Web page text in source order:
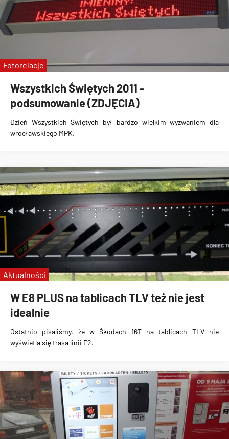
Wszystkich Świętych 2011 -
podsumowanie (ZDJĘCIA)
Dzień Wszystkich Świętych był bardzo wielkim wyzwaniem dla
wrocławskiego MPK.
Fotorelacje
W E8 PLUS na tablicach TLV też nie jest
idealnie
Ostatnio pisaliśmy, że wŠkodach 16T na tablicach TLV nie
wyświetla się trasa linii E2.
Aktualności